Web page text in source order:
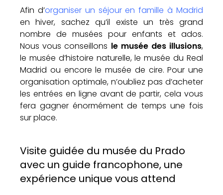
Afin d’organiser un séjour en famille à Madrid
en hiver, sachez qu’il existe un très grand
nombre de musées pour enfants et ados.
Nous vous conseillons le musée des illusions,
le musée d’histoire naturelle, le musée du Real
Madrid ou encore le musée de cire. Pour une
organisation optimale, n’oubliez pas d’acheter
les entrées en ligne avant de partir, cela vous
fera gagner énormément de temps une fois
sur place.
Visite guidée du musée du Prado
avec un guide francophone, une
expérience unique vous attend